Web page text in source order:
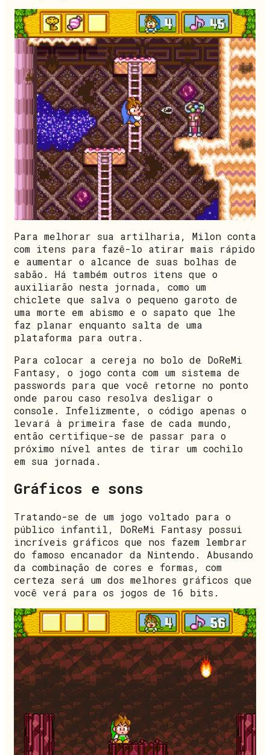
Para melhorar sua artilharia, Milon conta
com itens para fazê-lo atirar mais rápido
e aumentar o alcance de suas bolhas de
sabão. Há também outros itens que o
auxiliarão nesta jornada, como um
chiclete que salva o pequeno garoto de
uma morte em abismo e o sapato que lhe
faz planar enquanto salta de uma
plataforma para outra.
Para colocar a cereja no bolo de DoReMi
Fantasy, o jogo conta com um sistema de
passwords para que você retorne no ponto
onde parou caso resolva desligar o
console. Infelizmente, o código apenas o
levará à primeira fase de cada mundo,
então certifique-se de passar para o
próximo nível antes de tirar um cochilo
em sua jornada.
Gráficos e sons
Tratando-se de um jogo voltado para o
público infantil, DoReMi Fantasy possui
incríveis gráficos que nos fazem lembrar
do famoso encanador da Nintendo. Abusando
da combinação de cores e formas, com
certeza será um dos melhores gráficos que
você verá para os jogos de 16 bits.